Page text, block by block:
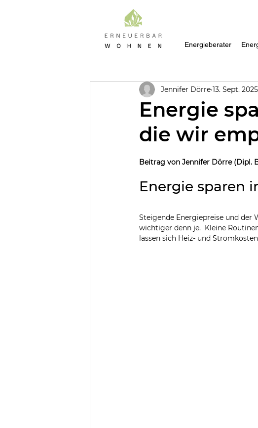
Energieberater
Energie
die wir
Jennifer Dörre 13. Sept. 2025
Beitrag von Jennifer Dörre (Dipl.
Energie sparen
Steigende Energiepreise und der
wichtiger denn je.  Kleine
lassen sich Heiz- und